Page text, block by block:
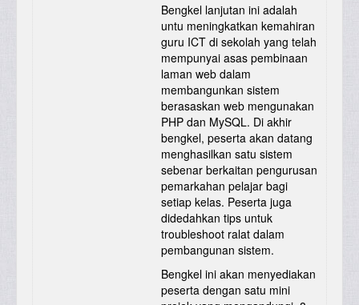
Bengkel lanjutan ini adalah
untu meningkatkan kemahiran
guru ICT di sekolah yang telah
mempunyai asas pembinaan
laman web dalam
membangunkan sistem
berasaskan web mengunakan
PHP dan MySQL. Di akhir
bengkel, peserta akan datang
menghasilkan satu sistem
sebenar berkaitan pengurusan
pemarkahan pelajar bagi
setiap kelas. Peserta juga
didedahkan tips untuk
troubleshoot ralat dalam
pembangunan sistem.
Bengkel ini akan menyediakan
peserta dengan satu mini